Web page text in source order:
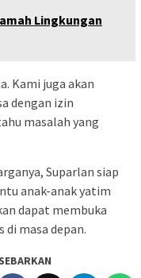
Lingkungan
Kami juga akan
dengan izin
masalah yang
Suparlan siap
anak-anak yatim
dapat membuka
di masa depan.